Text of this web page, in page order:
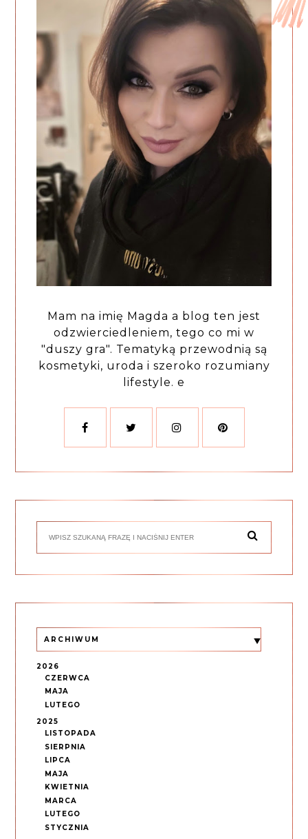
Mam na imię Magda a blog ten jest
odzwierciedleniem, tego co mi w
"duszy gra". Tematyką przewodnią są
kosmetyki, uroda i szeroko rozumiany
lifestyle. e
ARCHIWUM
2026
CZERWCA
MAJA
LUTEGO
2025
LISTOPADA
SIERPNIA
LIPCA
MAJA
KWIETNIA
MARCA
LUTEGO
STYCZNIA